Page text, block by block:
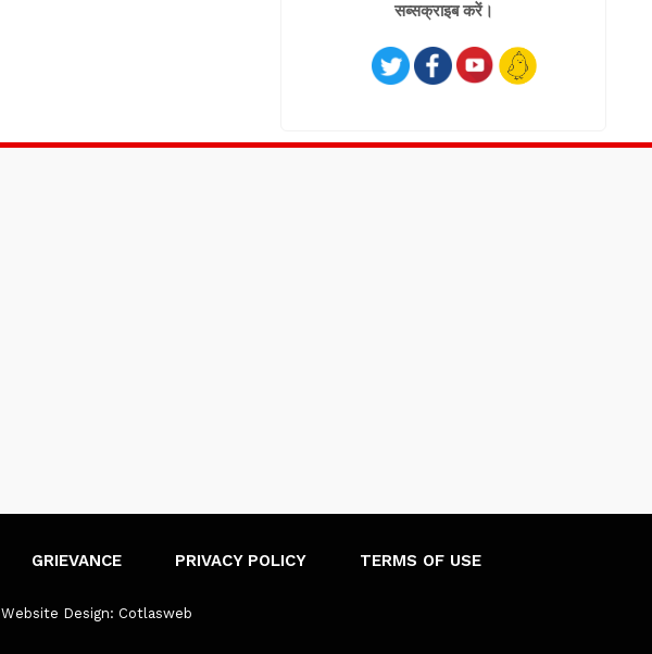
सब्सक्राइब करें।
GRIEVANCE PRIVACY POLICY TERMS OF USE
Website Design: Cotlasweb